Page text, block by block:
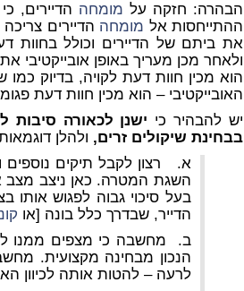
הבהרה: חזקה על מומחה הדיירים,
ההתייחסות אל מומחה הדיירים
את ביתם של הדיירים וכולל בחוות
ולאחר מכן מעריך באופן אובייקטיבי
הוא מכין חוות דעת לקויה, בדיוק כמו
האובייקטיבי – הוא מכין חוות דעת
יש להבהיר כי ישנן לכאורה סיבות
בבחינת שיקולים זרים, ולהלן
א. רצון לקבל תיקים נוספים
השגת המטרה. כאן ניצב מצב
בעל סיכוי גבוה לפגוש אותו
הדייר, שבדרך כלל בונה [או
ב. מחשבה כי מצפים ממנו
הנכון מבחינה מקצועית.
לרעה – להטות אותה לכיוון